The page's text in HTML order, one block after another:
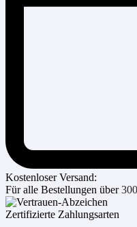
Kostenloser Versand:
Für alle Bestellungen über
Zertifizierte Zahlungsarten